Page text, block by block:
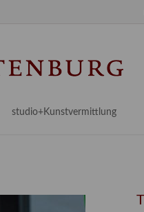
studio+Kunstvermittlung
Angebote für Erwachsene